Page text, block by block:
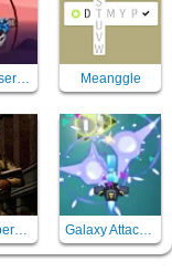
Crazy Desert Moto Meanggle
Desert Operations Galaxy Attack Virus Shooter